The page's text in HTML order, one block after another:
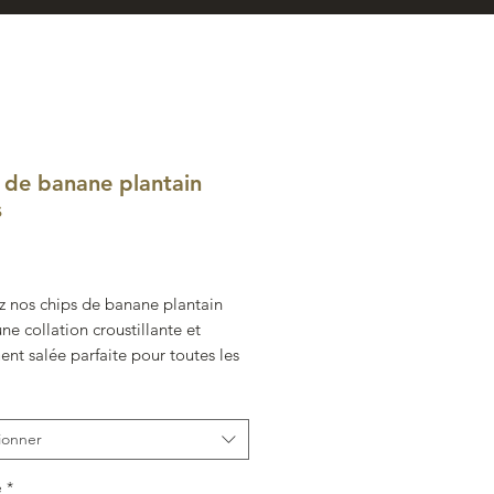
banane plantain
nos chips de banane plantain
collation croustillante et
salée parfaite pour toutes les
sélectionnées, ces
une saveur délicieusement
qui ravira vos papilles.
*